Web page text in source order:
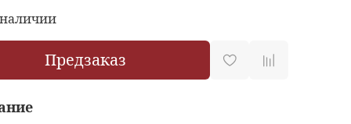
Предзаказ